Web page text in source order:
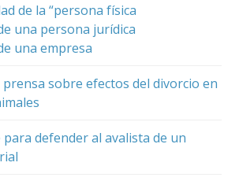
de la “persona física
una persona jurídica
una empresa
sobre efectos del divorcio en
defender al avalista de un